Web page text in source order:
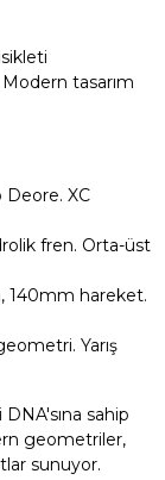
tasarım
Deore. XC
fren. Orta-üst
140mm hareket.
Yarış
sahip
geometriler,
sunuyor.